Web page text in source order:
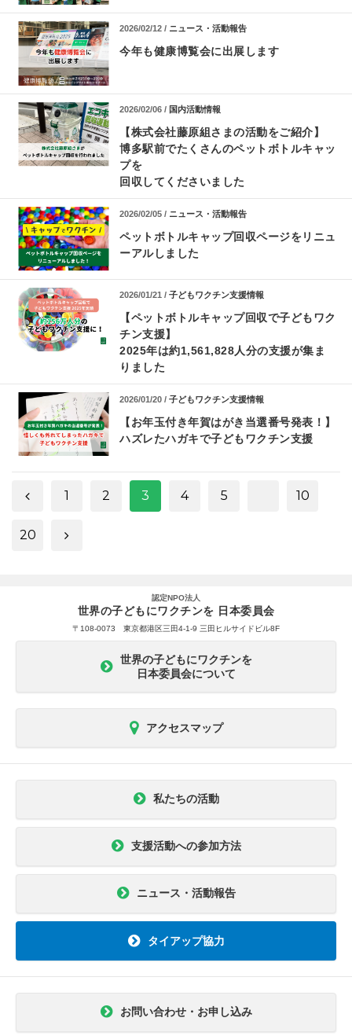
2026/02/12 / ニュース・活動報告
今年も健康博覧会に出展します
2026/02/06 / 国内活動情報
【株式会社藤原組さまの活動をご紹介】
博多駅前でたくさんのペットボトルキャッ
プを
回収してくださいました
2026/02/05 / ニュース・活動報告
ペットボトルキャップ回収ページをリニュ
ーアルしました
2026/01/21 /子どもワクチン支援情報
【ペットボトルキャップ回収で子どもワク
チン支援】
2025年は約1,561,828人分の支援が集ま
りました
2026/01/20 /子どもワクチン支援情報
【お年玉付き年賀はがき当選番号発表！】
ハズレたハガキで子どもワクチン支援
1 2 3 4 5 10
20
認定NPO法人
世界の子どもにワクチンを 日本委員会
〒108-0073 東京都港区三田4-1-9 三田ヒルサイドビル8F
世界の子どもにワクチンを
日本委員会について
アクセスマップ
私たちの活動
支援活動への参加方法
ニュース・活動報告
タイアップ協力
お問い合わせ・お申し込み